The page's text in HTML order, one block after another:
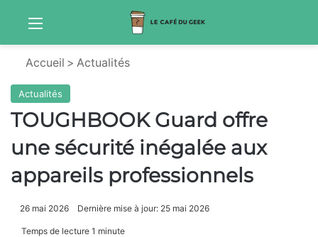
Menu
Accueil > Actualités
Actualités
TOUGHBOOK Guard offre
une sécurité inégalée aux
appareils professionnels
26 mai 2026 Dernière mise à jour: 25 mai 2026
Temps de lecture 1 minute